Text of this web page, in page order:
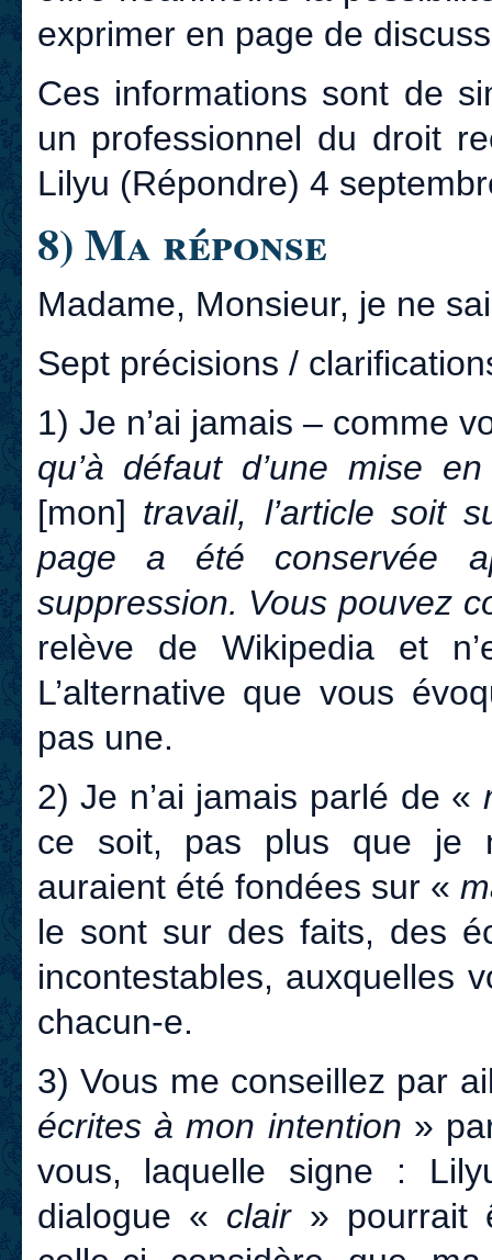
exprimer en page de
Ces informations sont de
un professionnel du droit
Lilyu (Répondre) 4
8) Ma réponse
Madame, Monsieur, je ne
Sept précisions /
1) Je n’ai jamais – comme
qu’à défaut d’une mise
[mon] travail, l’article soit
page a été conservée
suppression. Vous pouvez
relève de Wikipedia et
L’alternative que vous
pas une.
2) Je n’ai jamais parlé de «
ce soit, pas plus que je
auraient été fondées sur «
le sont sur des faits, des
incontestables, auxquelles
chacun-e.
3) Vous me conseillez par
écrites à mon intention »
vous, laquelle signe :
dialogue « clair » pourrait